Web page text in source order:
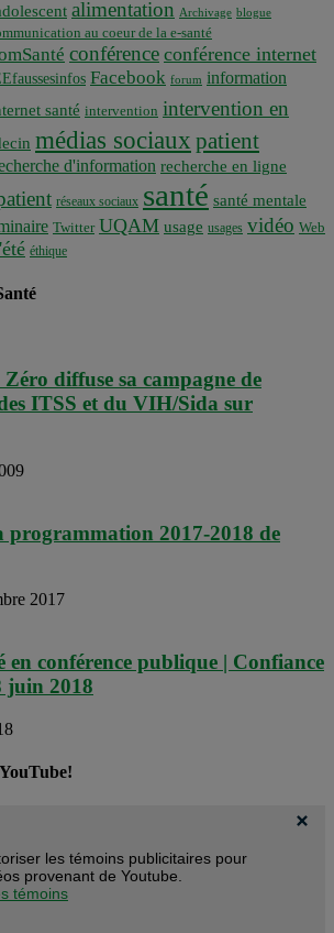
alimentation Archivage blogue
au coeur de la e-santé
conférence conférence internet
Facebook forum information
santé intervention intervention en
médias sociaux patient
d'information recherche en ligne
réseaux sociaux santé santé mentale
Twitter UQAM usage usages vidéo Web
éthique
diffuse sa campagne de
ITSS et du VIH/Sida sur
programmation 2017-2018 de
2017
en conférence publique | Confiance
juin 2018
les témoins publicitaires pour
provenant de Youtube.
témoins